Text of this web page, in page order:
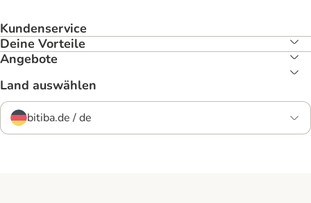
Kundenservice
Deine Vorteile
Angebote
Land auswählen
bitiba.de / de